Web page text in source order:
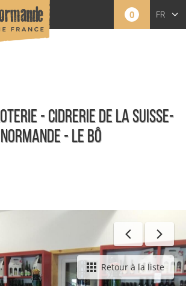
0 FR
- CIDRERIE DE LA SUISSE-
NORMANDE - LE BÔ
Retour à la liste